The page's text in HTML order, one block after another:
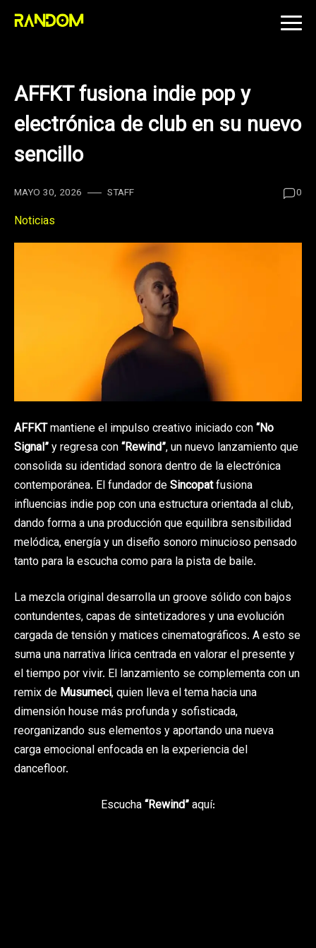
Skip
AFFKT fusiona indie pop y
electrónica de club en su nuevo
sencillo
MAYO 30, 2026 STAFF 0
Noticias
AFFKTmantiene el impulso creativo iniciado con“No
Signal”y regresa con“Rewind”, un nuevo lanzamiento que
consolida su identidad sonora dentro de la electrónica
contemporánea. El fundador deSincopatfusiona
influencias indie pop con una estructura orientada al club,
dando forma a una producción que equilibra sensibilidad
melódica, energía y un diseño sonoro minucioso pensado
tanto para la escucha como para la pista de baile.
La mezcla original desarrolla un groove sólido con bajos
contundentes, capas de sintetizadores y una evolución
cargada de tensión y matices cinematográficos. A esto se
suma una narrativa lírica centrada en valorar el presente y
el tiempo por vivir. El lanzamiento se complementa con un
remix de Musumeci, quien lleva el tema hacia una
dimensión house más profunda y sofisticada,
reorganizando sus elementos y aportando una nueva
carga emocional enfocada en la experiencia del
dancefloor.
Escucha“Rewind”aquí: